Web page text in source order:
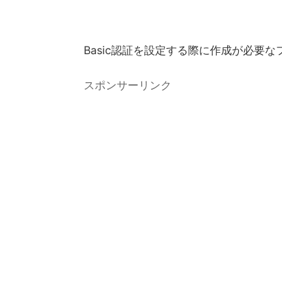
Basic認証を設定する際に作成が必要
スポンサーリンク